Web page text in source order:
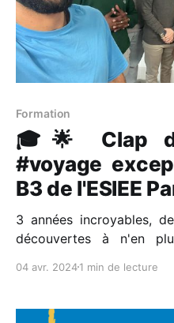
Formation
🎓🌟 Clap
#voyage
B3 de l'ESIEE
3 années incroyables,
découvertes à n'en
ces 3 photos photos. 🚀 Le but des ateliers :
Chaque atelier a été une
04 avr. 20241 min de lecture